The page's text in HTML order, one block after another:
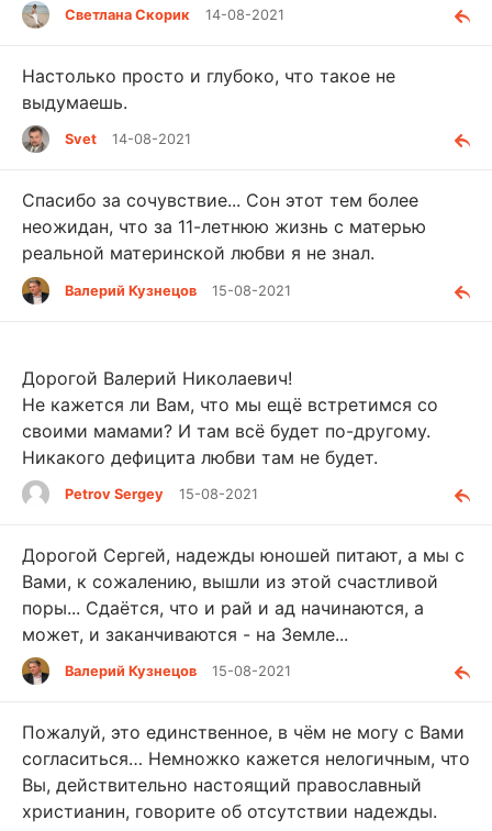
Светлана Скорик 14-08-2021
Настолько просто и глубоко, что такое не
выдумаешь.
Svet 14-08-2021
Спасибо за сочувствие... Сон этот тем более
неожидан, что за 11-летнюю жизнь с матерью
реальной материнской любви я не знал.
Валерий Кузнецов 15-08-2021
Дорогой Валерий Николаевич!
Не кажется ли Вам, что мы ещё встретимся со
своими мамами? И там всё будет по-другому.
Никакого дефицита любви там не будет.
Petrov Sergey 15-08-2021
Дорогой Сергей, надежды юношей питают, а мы с
Вами, к сожалению, вышли из этой счастливой
поры... Сдаётся, что и рай и ад начинаются, а
может, и заканчиваются - на Земле...
Валерий Кузнецов 15-08-2021
Пожалуй, это единственное, в чём не могу с Вами
согласиться… Немножко кажется нелогичным, что
Вы, действительно настоящий православный
христианин, говорите об отсутствии надежды.